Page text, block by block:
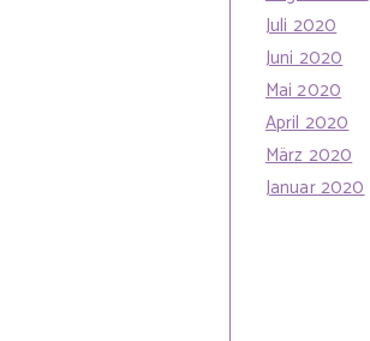
Juli 2020
Juni 2020
Mai 2020
April 2020
März 2020
Januar 2020